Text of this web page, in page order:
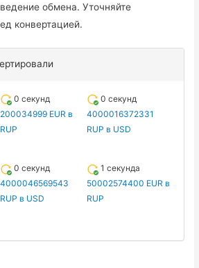
обмена. Уточняйте
конвертацией.
0 секунд
200034999 EUR в
RUP
0 секунд
4000016372331
RUP в USD
0 секунд
4000046569543
RUP в USD
1 секунда
50002574400 EUR в
RUP